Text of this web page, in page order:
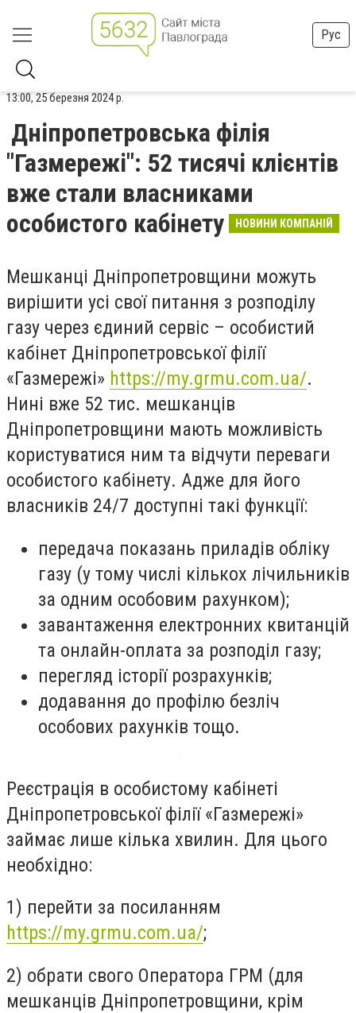
Рус
13:00, 25 березня 2024 р.
Дніпропетровська філія
"Газмережі": 52 тисячі клієнтів
вже стали власниками
особистого кабінету
НОВИНИ КОМПАНІЙ
Мешканці Дніпропетровщини можуть
вирішити усі свої питання з розподілу
газу через єдиний сервіс – особистий
кабінет Дніпропетровської філії
«Газмережі» https://my.grmu.com.ua/.
Нині вже 52 тис. мешканців
Дніпропетровщини мають можливість
користуватися ним та відчути переваги
особистого кабінету. Адже для його
власників 24/7 доступні такі функції:
передача показань приладів обліку
газу (у тому числі кількох лічильників
за одним особовим рахунком);
завантаження електронних квитанцій
та онлайн-оплата за розподіл газу;
перегляд історії розрахунків;
додавання до профілю безліч
особових рахунків тощо.
Реєстрація в особистому кабінеті
Дніпропетровської філії «Газмережі»
займає лише кілька хвилин. Для цього
необхідно:
1️) перейти за посиланням
https://my.grmu.com.ua/;
2️) обрати свого Оператора ГРМ (для
мешканців Дніпропетровщини, крім